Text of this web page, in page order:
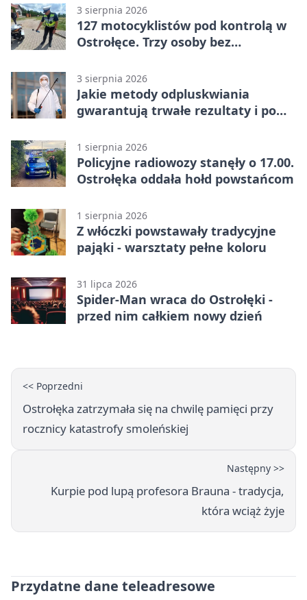
3 sierpnia 2026
127 motocyklistów pod kontrolą w
Ostrołęce. Trzy osoby bez
3 sierpnia 2026
Jakie metody odpluskwiania
gwarantują trwałe rezultaty i po
wykonawcę?
1 sierpnia 2026
Policyjne radiowozy stanęły o 17.00.
Ostrołęka oddała hołd powstańcom
1 sierpnia 2026
Z włóczki powstawały tradycyjne
pająki - warsztaty pełne koloru
31 lipca 2026
Spider-Man wraca do Ostrołęki -
przed nim całkiem nowy dzień
<< Poprzedni
Ostrołęka zatrzymała się na chwilę pamięci przy
rocznicy katastrofy smoleńskiej
Następny >>
Kurpie pod lupą profesora Brauna - tradycja,
która wciąż żyje
Przydatne dane teleadresowe